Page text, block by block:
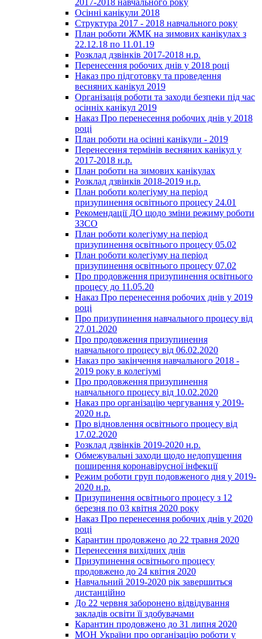
Осінні канікули 2018
Структура 2017 - 2018 навчального року
План роботи ЖМК на зимових канікулах з
22.12.18 по 11.01.19
Розклад дзвінків 2017-2018 н.р.
Перенесення робочих днів у 2018 році
Наказ про підготовку та проведення
весняних канікул 2019
Організація роботи та заходи безпеки під час
осінніх канікул 2019
Наказ Про перенесення робочих днів у 2018
році
План роботи на осінні канікули - 2019
Перенесення термінів весняних канікул у
2017-2018 н.р.
План роботи на зимових канікулах
Розклад дзвінків 2018-2019 н.р.
План роботи колегіуму на період
призупинення освітнього процесу 24.01
Рекомендації ДО щодо зміни режиму роботи
ЗЗСО
План роботи колегіуму на період
призупинення освітнього процесу 05.02
План роботи колегіуму на період
призупинення освітнього процесу 07.02
Про продовження призупинення освітнього
процесу до 11.05.20
Наказ Про перенесення робочих днів у 2019
році
Про призупинення навчального процесу від
27.01.2020
Про продовження призупинення
навчального процесу від 06.02.2020
Наказ про закінчення навчального 2018 -
2019 року в колегіумі
Про продовження призупинення
навчального процесу від 10.02.2020
Наказ про організацію чергування у 2019-
2020 н.р.
Про відновлення освітнього процесу від
17.02.2020
Розклад дзвінків 2019-2020 н.р.
Обмежувальні заходи щодо недопушення
поширення коронавірусної інфекції
Режим роботи груп подовженого дня у 2019-
2020 н.р.
Призупинення освітнього процесу з 12
березня по 03 квітня 2020 року
Наказ Про перенесення робочих днів у 2020
році
Карантин продовжено до 22 травня 2020
Перенесення вихідних днів
Призупинення освітнього процесу
продовжено до 24 квітня 2020
Навчальний 2019-2020 рік завершиться
дистанційно
До 22 червня заборонено відвідування
закладів освіти її здобувачами
Карантин продовжено до 31 липня 2020
МОН України про організацію роботи у